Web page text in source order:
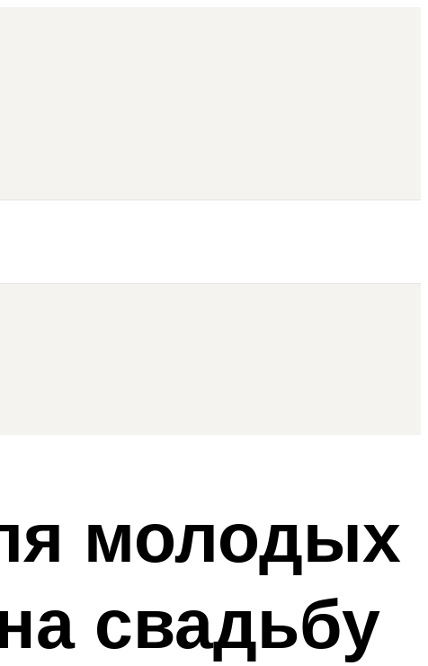
молодых
свадьбу